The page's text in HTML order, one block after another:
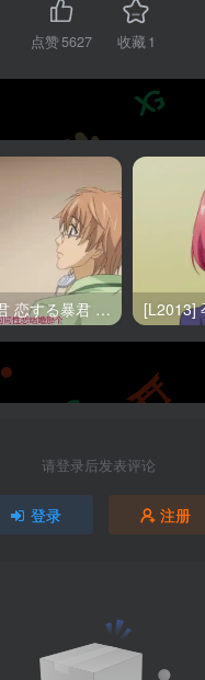
点赞5627 收藏1
[L1603] 恋爱暴君 恋する暴君 OVA1-2
请登录后发表评论
登录 注册